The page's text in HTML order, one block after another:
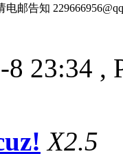
邮告知
8 23:34 ,
X2.5